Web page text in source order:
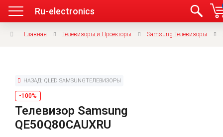
Ru-electronics
Главная Телевизоры и Проекторы Samsung Телевизоры
НАЗАД: QLED SAMSUNGТЕЛЕВИЗОРЫ
-100%
Телевизор Samsung
QE50Q80CAUXRU